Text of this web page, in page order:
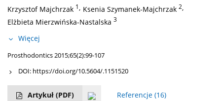
Krzysztof Majchrzak 1, Ksenia Szymanek-Majchrzak 2,
Elżbieta Mierzwińska-Nastalska 3
Więcej
Prosthodontics 2015;65(2):99-107
DOI: https://doi.org/10.5604/.1151520
Artykuł (PDF) Referencje (16)